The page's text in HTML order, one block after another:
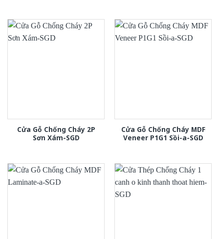
Cửa Gỗ Chống Cháy 2P
Sơn Xám-SGD
Cửa Gỗ Chống Cháy MDF
Veneer P1G1 Sồi-a-SGD